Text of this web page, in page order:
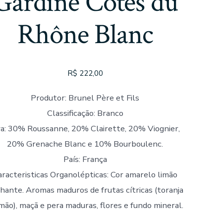
Rhône Blanc
R$ 222,00
Produtor: Brunel Père et Fils
Classificação: Branco
30% Roussanne, 20% Clairette, 20% Viognier,
20% Grenache Blanc e 10% Bourboulenc.
País: França
Organolépticas: Cor amarelo limão
Aromas maduros de frutas cítricas (toranja
maçã e pera maduras, flores e fundo mineral.